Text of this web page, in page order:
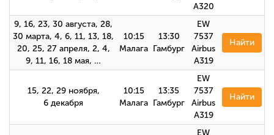
А320
9, 16, 23, 30 августа, 28,
30 марта, 4, 6, 11, 13, 18,
20, 25, 27 апреля, 2, 4,
9, 11, 16, 18 мая, …
10:15
Малага
13:30
Гамбург
EW
7537
Airbus
A319
Найти
15, 22, 29 ноября,
6 декабря
10:15
Малага
13:35
Гамбург
EW
7537
Airbus
A319
Найти
EW